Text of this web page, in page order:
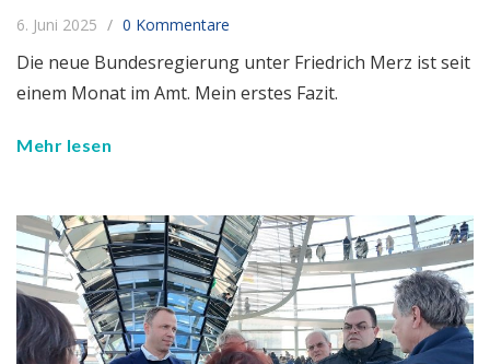
6. Juni 2025 0 Kommentare
Die neue Bundesregierung unter Friedrich Merz ist seit
einem Monat im Amt. Mein erstes Fazit.
Mehr lesen